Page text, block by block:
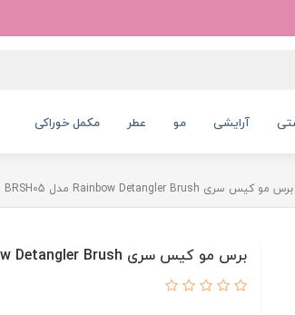
آرایشی مو عطر مکمل خوراکی
برس مو کیس سری Rainbow Detangler Brush مدل BRSH05
برس مو کیس سری Rainbow Detangler Brush مدل BRSH05